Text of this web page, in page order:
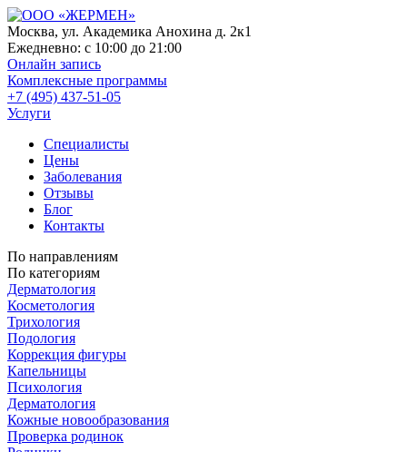
Москва, ул. Академика Анохина д. 2к1
Ежедневно: с 10:00 до 21:00
Онлайн запись
Комплексные программы
+7 (495) 437-51-05
Услуги
Специалисты
Цены
Заболевания
Отзывы
Блог
Контакты
По направлениям
По категориям
Дерматология
Косметология
Трихология
Подология
Коррекция фигуры
Капельницы
Психология
Дерматология
Кожные новообразования
Проверка родинок